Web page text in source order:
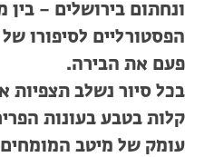
ונחתום בירושלים – בין
הפסטורליים לסיפורו
פעם את הבירה.
בכל סיור נשלב תצפיות
קלות בטבע בעונות
עומק של מיטב